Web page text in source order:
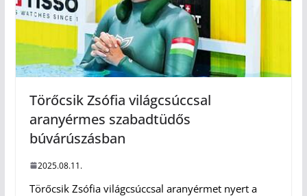
Törőcsik Zsófia világcsúccsal
aranyérmes szabadtüdős
búvárúszásban
2025.08.11.
Törőcsik Zsófia világcsúccsal aranyérmet nyert a